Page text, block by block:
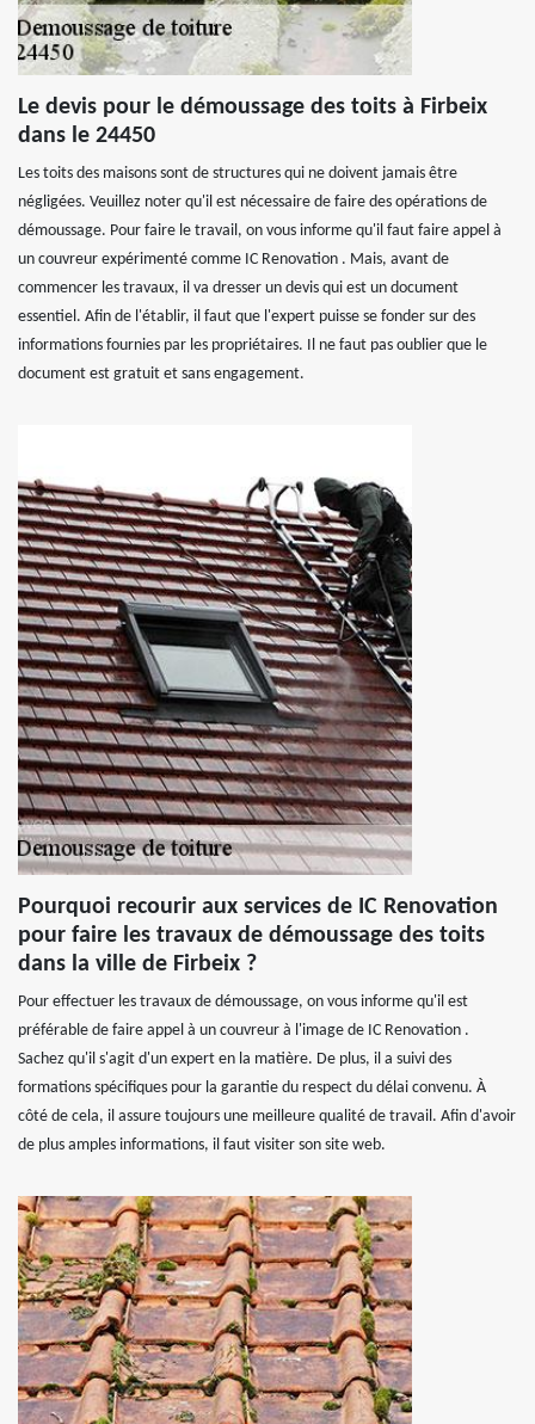
Le devis pour le démoussage des toits à Firbeix
dans le 24450
Les toits des maisons sont de structures qui ne doivent jamais être
négligées. Veuillez noter qu'il est nécessaire de faire des opérations de
démoussage. Pour faire le travail, on vous informe qu'il faut faire appel à
un couvreur expérimenté comme IC Renovation . Mais, avant de
commencer les travaux, il va dresser un devis qui est un document
essentiel. Afin de l'établir, il faut que l'expert puisse se fonder sur des
informations fournies par les propriétaires. Il ne faut pas oublier que le
document est gratuit et sans engagement.
Pourquoi recourir aux services de IC Renovation
pour faire les travaux de démoussage des toits
dans la ville de Firbeix ?
Pour effectuer les travaux de démoussage, on vous informe qu'il est
préférable de faire appel à un couvreur à l'image de IC Renovation .
Sachez qu'il s'agit d'un expert en la matière. De plus, il a suivi des
formations spécifiques pour la garantie du respect du délai convenu. À
côté de cela, il assure toujours une meilleure qualité de travail. Afin d'avoir
de plus amples informations, il faut visiter son site web.